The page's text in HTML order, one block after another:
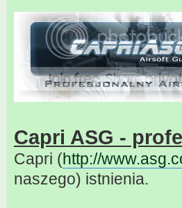
Capri ASG -
Capri (http://
naszego) istnienia.